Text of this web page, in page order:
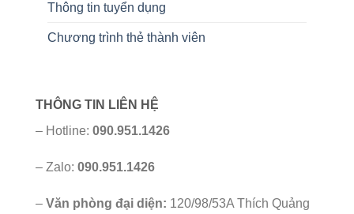
Thông tin tuyển dụng
Chương trình thẻ thành viên
THÔNG TIN LIÊN HỆ
– Hotline: 090.951.1426
– Zalo: 090.951.1426
– Văn phòng đại diện: 120/98/53A Thích Quảng